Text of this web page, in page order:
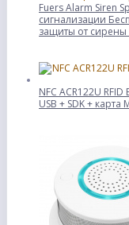
Fuers Alarm Siren
сигнализации
защиты от
NFC ACR122U
USB + SDK + карта